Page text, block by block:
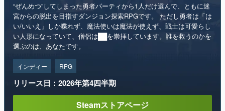
“ぜんめつ”してしまった勇者パーティから1人だけ選んで、ともに迷
宮からの脱出を目指すダンジョン探索RPGです。 ただし勇者は「は
い/いいえ」しか喋れず、魔法使いは魔法が使えず、戦士は可愛らし
い人形になっていて、僧侶は██を崇拝しています。誰を救うのかを
選ぶのは、あなたです。
インディー RPG
リリース日：2026年第4四半期
Steamストアページ